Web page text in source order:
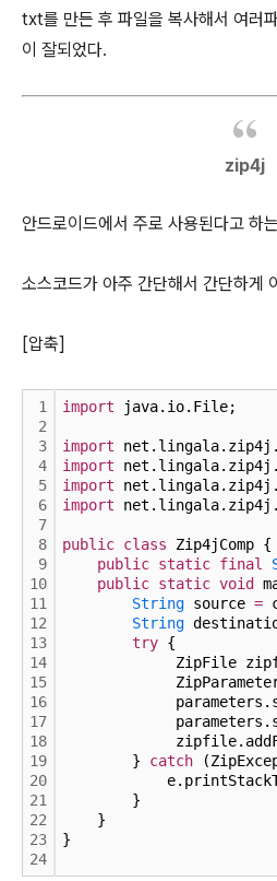
txt를 만든 후 파일을 복사해서 여러
이 잘되었다.
zip4j
안드로이드에서 주로 사용된다고 하
소스코드가 아주 간단해서 간단하게
[압축]
1
2
3
4
5
6
7
8
9
10
11
12
13
14
15
16
17
18
19
20
21
22
23
24
import java.io.File;
import
import
import
import
public class Zip4jComp {
public static final
public static void
String source =
String
try {
ZipFile
ZipParameters
} catch
}
}
}